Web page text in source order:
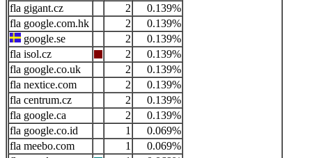
gigant.cz
2
0.139%
google.com.hk
2
0.139%
google.se
2
0.139%
isol.cz
2
0.139%
google.co.uk
2
0.139%
nextice.com
2
0.139%
centrum.cz
2
0.139%
google.ca
2
0.139%
google.co.id
1
0.069%
meebo.com
1
0.069%